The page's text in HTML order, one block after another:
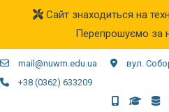
Сайт знаходиться на
Перепрошуємо за
mail@nuwm.edu.ua
вул.
+38 (0362) 633209